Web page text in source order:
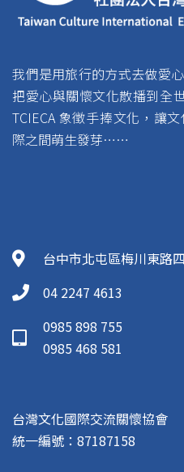
我們是用旅行的方式去做愛
把愛心與關懷文化散播到全
TCIECA 象徵手捧文化，讓
際之間萌生發芽……
台中市北屯區梅川東路
04 2247 4613
0985 898 755
0985 468 581
台灣文化國際交流關懷協會
統一編號：87187158